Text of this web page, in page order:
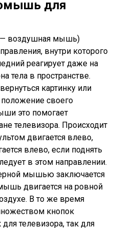
для
— воздушная мышь)
внутри которого
реагирует даже на
тела в пространстве.
картинку или
своего
это помогает
телевизора. Происходит
двигается влево,
влево, если поднять
в этом направлении.
мышью заключается
двигается на ровной
В то же время
кнопок
телевизора, так для